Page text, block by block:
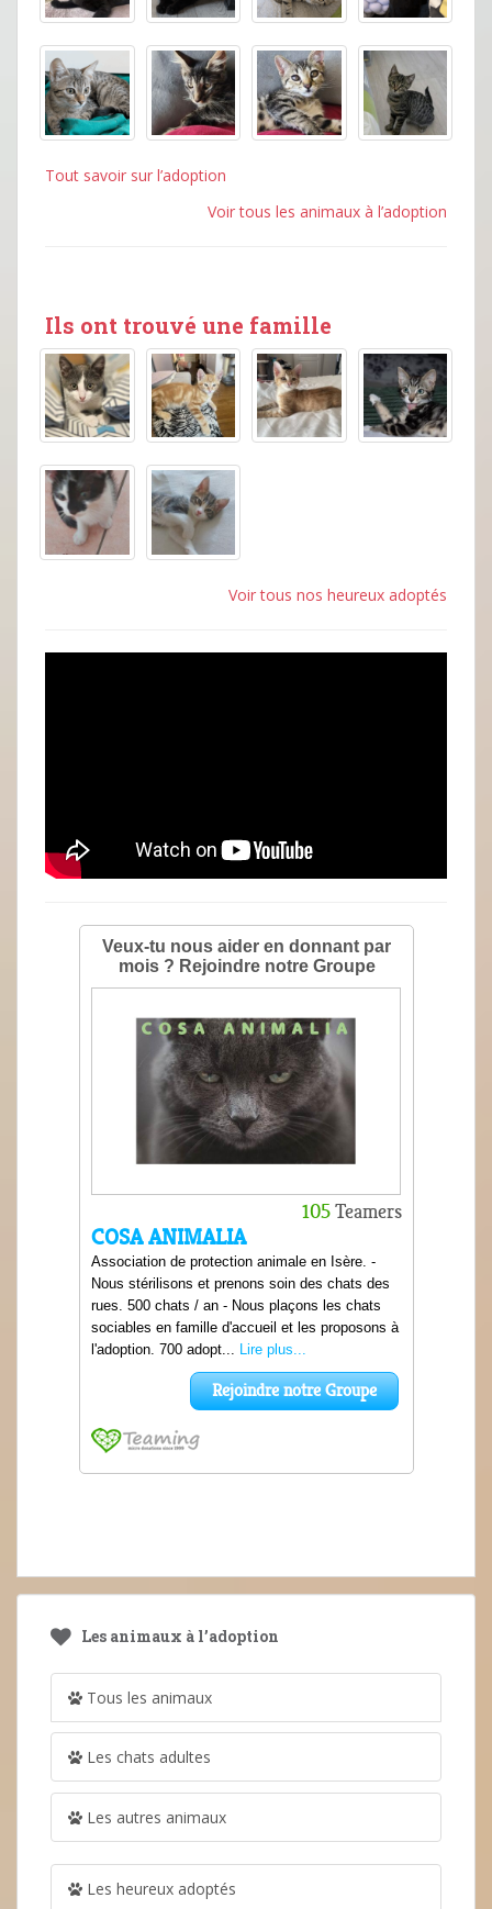
Tout savoir sur l’adoption
Voir tous les animaux à l’adoption
Ils ont trouvé une famille
Voir tous nos heureux adoptés
Les animaux à l’adoption
Tous les animaux
Les chats adultes
Les autres animaux
Les heureux adoptés